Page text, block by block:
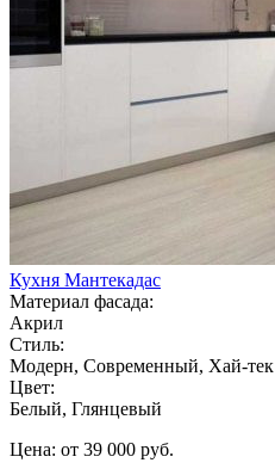
Кухня Мантекадас
Материал фасада:
Акрил
Стиль:
Модерн, Современный, Хай-тек
Цвет:
Белый, Глянцевый
Цена: от 39 000 руб.